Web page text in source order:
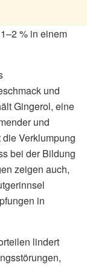
% in einem
und
Gingerol, eine
und
Verklumpung
bei der Bildung
zeigen auch,
in
lindert